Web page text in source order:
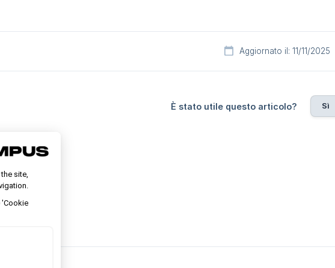
Aggiornato il: 11/11/2025
È stato utile questo articolo? Sì